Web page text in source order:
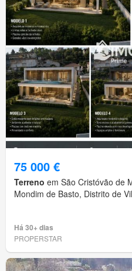
75 000 €
Terreno em São Cristóvão de
Mondim de Basto, Distrito de
Há 30+ dias
PROPERSTAR